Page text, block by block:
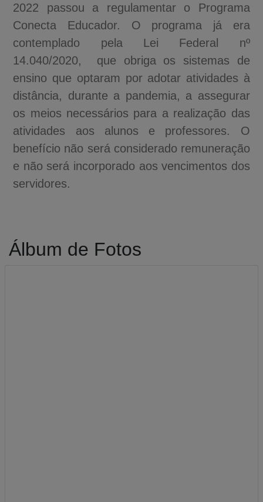
2022 passou a regulamentar o Programa
Conecta Educador. O programa já era
contemplado pela Lei Federal nº
14.040/2020, que obriga os sistemas de
ensino que optaram por adotar atividades à
distância, durante a pandemia, a assegurar
os meios necessários para a realização das
atividades aos alunos e professores. O
benefício não será considerado remuneração
e não será incorporado aos vencimentos dos
servidores.
Álbum de Fotos